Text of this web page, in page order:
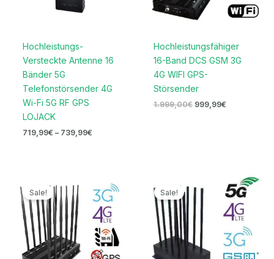
Hochleistungs-
Versteckte Antenne 16
Bänder 5G
Telefonstörsender 4G
Wi-Fi 5G RF GPS
LOJACK
719,99€ – 739,99€
Hochleistungsfähiger
16-Band DCS GSM 3G
4G WIFI GPS-
Störsender
1.999,00€ 999,99€
Sale!
Preis
war:
1.199,00€
Preis
ist:
569,99€.
Sale!
Ursprünglicher
Preis
war:
1.299,00€
Aktueller
Preis
ist:
569,99€.